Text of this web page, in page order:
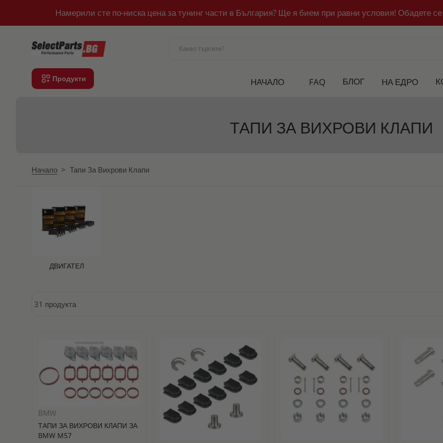
Към съдържаниетоНамерили сте по-ниска цена за тунинг части в България? Ще я бием при равни условия! Обадете
Продукти НАЧАЛО FAQ БЛОГ НА ЕДРО
ТАПИ ЗА ВИХРОВИ КЛАПИ
Начало > Тапи За Вихрови Клапи
ДВИГАТЕЛ
31 продукта
BMW
ТАПИ ЗА ВИХРОВИ КЛАПИ ЗА
BMW M57